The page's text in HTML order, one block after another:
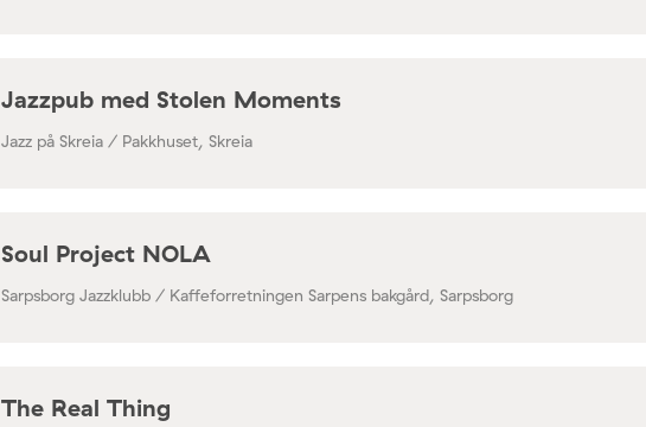
Jazzpub med Stolen Moments
Jazz på Skreia / Pakkhuset, Skreia
Soul Project NOLA
Sarpsborg Jazzklubb / Kaffeforretningen Sarpens bakgård, Sarpsborg
The Real Thing